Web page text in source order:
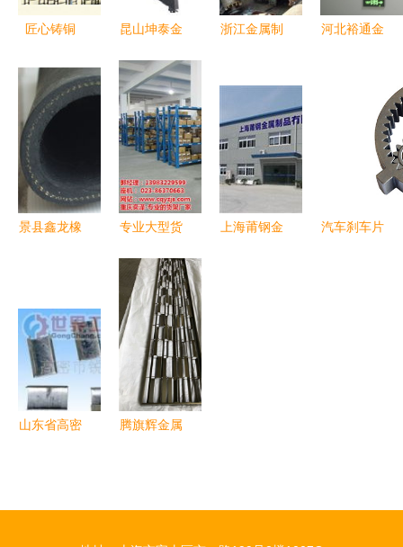
匠心铸铜
下金属制品
——铜门窗
定制价格与
工艺解析
昆山坤泰金
镭射加工引
领厨房用品
新风尚
浙江金属制
脉 服装设
备与图片信
息的三元共
振
河北裕通金
造厨房用品
的品质之选
景县鑫龙橡
房用品的创
新与品质之
选
专业大型货
泽金属制
品，品质之
选
上海莆钢金
汽车刹车片
山东省高密
腾旗辉金属